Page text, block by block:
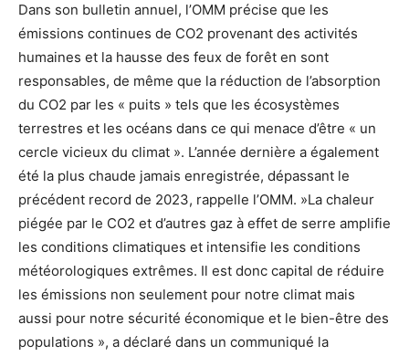
Dans son bulletin annuel, l’OMM précise que les
émissions continues de CO2 provenant des activités
humaines et la hausse des feux de forêt en sont
responsables, de même que la réduction de l’absorption
du CO2 par les « puits » tels que les écosystèmes
terrestres et les océans dans ce qui menace d’être « un
cercle vicieux du climat ». L’année dernière a également
été la plus chaude jamais enregistrée, dépassant le
précédent record de 2023, rappelle l’OMM. »La chaleur
piégée par le CO2 et d’autres gaz à effet de serre amplifie
les conditions climatiques et intensifie les conditions
météorologiques extrêmes. Il est donc capital de réduire
les émissions non seulement pour notre climat mais
aussi pour notre sécurité économique et le bien-être des
populations », a déclaré dans un communiqué la